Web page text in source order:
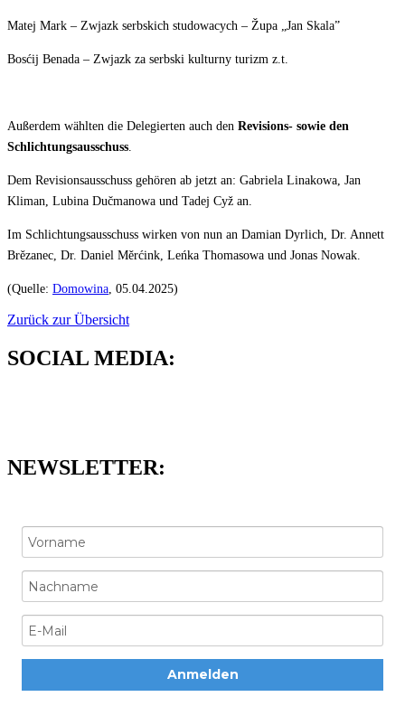
Matej Mark – Zwjazk serbskich studowacych – Župa „Jan Skala”
Bosćij Benada – Zwjazk za serbski kulturny turizm z.t.
Außerdem wählten die Delegierten auch den Revisions- sowie den
Schlichtungsausschuss
Dem Revisionsausschuss gehören ab jetzt an: Gabriela Linakowa, Jan
Kliman, Lubina Dučmanowa und Tadej Cyž an.
Im Schlichtungsausschuss wirken von nun an Damian Dyrlich, Dr. Annett
Brězanec, Dr. Daniel Měrćink, Leńka Thomasowa und Jonas Nowak.
(Quelle: Domowina , 05.04.2025)
Zurück zur Übersicht
SOCIAL MEDIA:
NEWSLETTER:
Anmelden